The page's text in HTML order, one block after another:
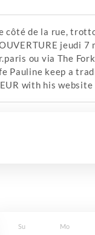
côté de la rue,
jeudi
ou via The
Pauline keep a
with his
Su Mo